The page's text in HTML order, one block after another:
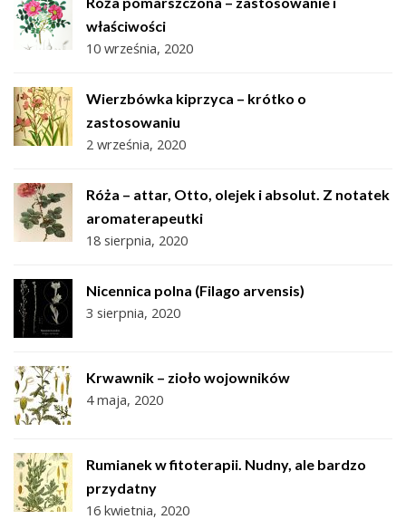
właściwości
10 września, 2020
Wierzbówka kiprzyca – krótko o
zastosowaniu
2 września, 2020
Róża – attar, Otto, olejek i absolut. Z notatek
aromaterapeutki
18 sierpnia, 2020
Nicennica polna (Filago arvensis)
3 sierpnia, 2020
Krwawnik – zioło wojowników
4 maja, 2020
Rumianek w fitoterapii. Nudny, ale bardzo
przydatny
16 kwietnia, 2020